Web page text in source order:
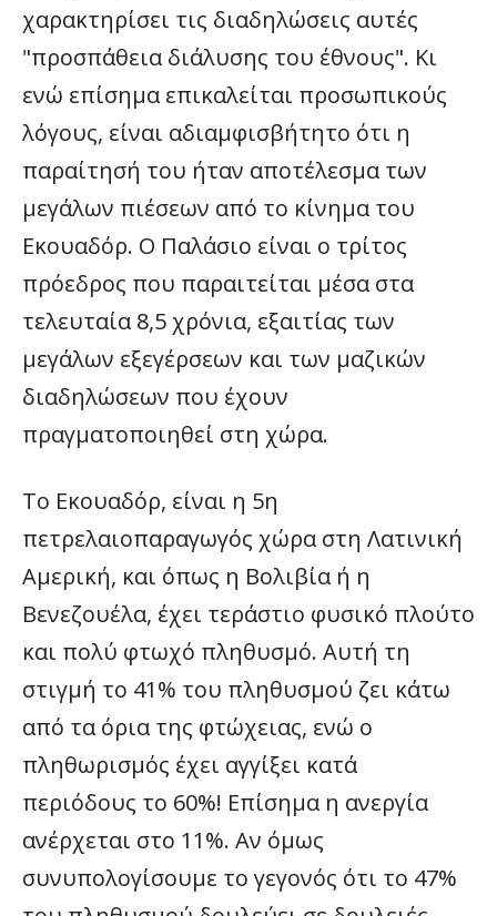
χαρακτηρίσει τις διαδηλώσεις αυτές
"προσπάθεια διάλυσης του έθνους". Κι
ενώ επίσημα επικαλείται προσωπικούς
λόγους, είναι αδιαμφισβήτητο ότι η
παραίτησή του ήταν αποτέλεσμα των
μεγάλων πιέσεων από το κίνημα του
Εκουαδόρ. Ο Παλάσιο είναι ο τρίτος
πρόεδρος που παραιτείται μέσα στα
τελευταία 8,5 χρόνια, εξαιτίας των
μεγάλων εξεγέρσεων και των μαζικών
διαδηλώσεων που έχουν
πραγματοποιηθεί στη χώρα.
Το Εκουαδόρ, είναι η 5η
πετρελαιοπαραγωγός χώρα στη Λατινική
Αμερική, και όπως η Βολιβία ή η
Βενεζουέλα, έχει τεράστιο φυσικό πλούτο
και πολύ φτωχό πληθυσμό. Αυτή τη
στιγμή το 41% του πληθυσμού ζει κάτω
από τα όρια της φτώχειας, ενώ ο
πληθωρισμός έχει αγγίξει κατά
περιόδους το 60%! Επίσημα η ανεργία
ανέρχεται στο 11%. Αν όμως
συνυπολογίσουμε το γεγονός ότι το 47%